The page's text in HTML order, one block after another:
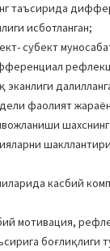
таъсирида
исботланган;
субект
фаолият
касбий
мотивация,